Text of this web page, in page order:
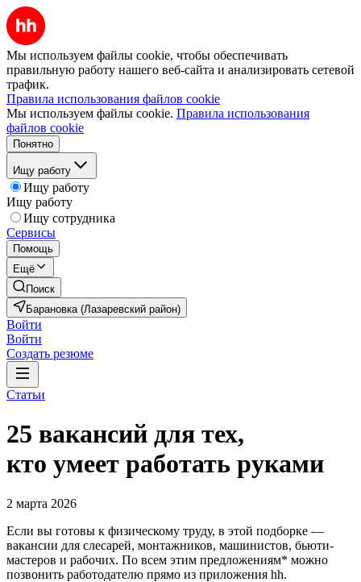
Мы используем файлы cookie, чтобы обеспечивать
правильную работу нашего веб-сайта и анализировать сетевой
трафик.
Правила использования файлов cookie
Мы используем файлы cookie. Правила использования
файлов cookie
Понятно
Ищу работу
Ищу работу
Ищу работу
Ищу сотрудника
Сервисы
Помощь
Ещё
Поиск
Барановка (Лазаревский район)
Войти
Войти
Создать резюме
Статьи
25 вакансий для тех,
кто умеет работать руками
2 марта 2026
Если вы готовы к физическому труду, в этой подборке —
вакансии для слесарей, монтажников, машинистов, бьюти-
мастеров и рабочих. По всем этим предложениям* можно
позвонить работодателю прямо из приложения hh.